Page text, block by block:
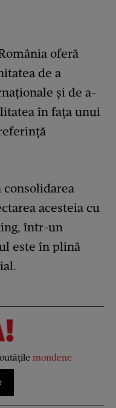
oferă
de a
și de a-
în fața unui
acesteia cu
într-un
este în plină
mondene